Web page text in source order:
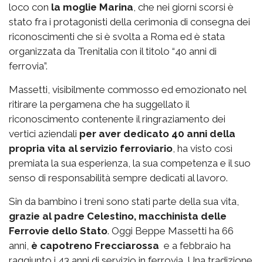
loco con la moglie Marina , che nei giorni scorsi è
stato fra i protagonisti della cerimonia di consegna dei
riconoscimenti che si è svolta a Roma ed è stata
organizzata da Trenitalia con il titolo “40 anni di
ferrovia”.
Massetti, visibilmente commosso ed emozionato nel
ritirare la pergamena che ha suggellato il
riconoscimento contenente il ringraziamento dei
vertici aziendali per aver dedicato 40 anni della
propria vita al servizio ferroviario , ha visto così
premiata la sua esperienza, la sua competenza e il suo
senso di responsabilità sempre dedicati al lavoro.
Sin da bambino i treni sono stati parte della sua vita,
grazie al padre Celestino, macchinista delle
Ferrovie dello Stato. Oggi Beppe Massetti ha 66
anni, è capotreno Frecciarossa e a febbraio ha